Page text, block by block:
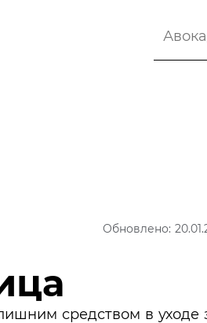
Обновлено:
средством в уходе